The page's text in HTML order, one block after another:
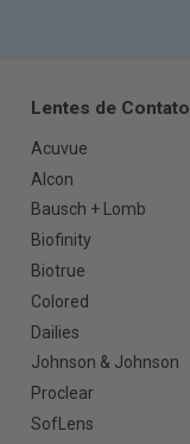
Lentes de Contato
Acuvue
Alcon
Bausch + Lomb
Biofinity
Biotrue
Colored
Dailies
Johnson & Johnson
Proclear
SofLens